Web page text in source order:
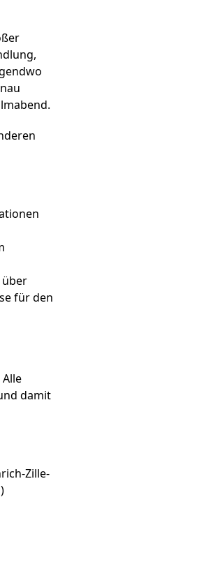
über
für den
damit
Zille-